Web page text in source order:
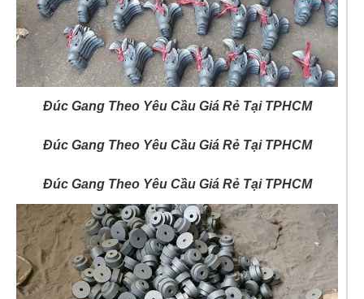
Đúc Gang Theo Yêu Cầu Giá Rẻ Tại TPHCM
Đúc Gang Theo Yêu Cầu Giá Rẻ Tại TPHCM
Đúc Gang Theo Yêu Cầu Giá Rẻ Tại TPHCM